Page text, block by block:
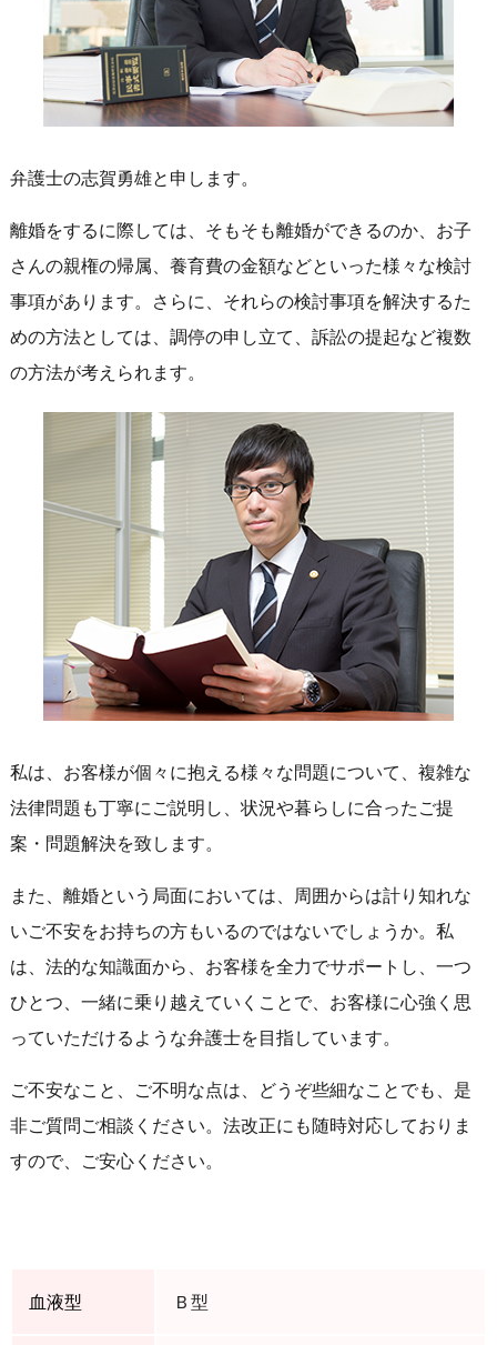
弁護士の志賀勇雄と申します。
離婚をするに際しては、そもそも離婚ができるのか、お子
さんの親権の帰属、養育費の金額などといった様々な検討
事項があります。さらに、それらの検討事項を解決するた
めの方法としては、調停の申し立て、訴訟の提起など複数
の方法が考えられます。
私は、お客様が個々に抱える様々な問題について、複雑な
法律問題も丁寧にご説明し、状況や暮らしに合ったご提
案・問題解決を致します。
また、離婚という局面においては、周囲からは計り知れな
いご不安をお持ちの方もいるのではないでしょうか。私
は、法的な知識面から、お客様を全力でサポートし、一つ
ひとつ、一緒に乗り越えていくことで、お客様に心強く思
っていただけるような弁護士を目指しています。
ご不安なこと、ご不明な点は、どうぞ些細なことでも、是
非ご質問ご相談ください。法改正にも随時対応しておりま
すので、ご安心ください。
血液型 Ｂ型